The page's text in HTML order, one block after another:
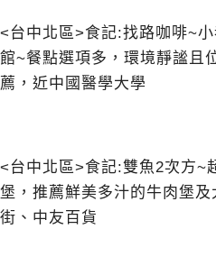
<台中北區>食記:找路咖啡~
館~餐點選項多，環境靜謐且
薦，近中國醫學大學
<台中北區>食記:雙魚2次方~
堡，推薦鮮美多汁的牛肉堡
街、中友百貨